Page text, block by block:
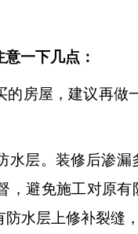
一下几点：
的房屋，建议再做
层。 装修后渗漏
，避免施工对原
水层上修补裂缝